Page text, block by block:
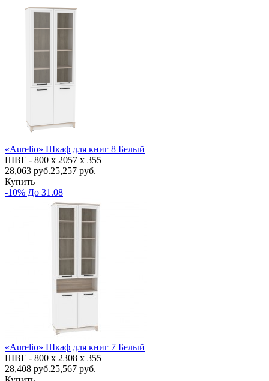
«Aurelio» Шкаф для книг 8 Белый
ШВГ - 800 х 2057 х 355
28,063 руб.25,257 руб.
Купить
-10% До 31.08
«Aurelio» Шкаф для книг 7 Белый
ШВГ - 800 х 2308 х 355
28,408 руб.25,567 руб.